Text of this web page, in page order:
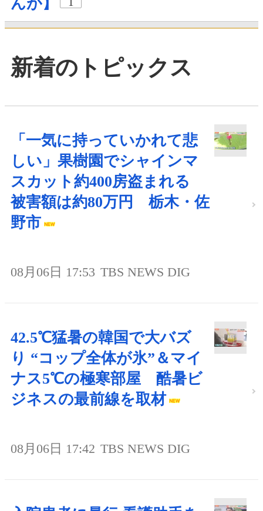
新着のトピックス
「一気に持っていかれて悲
しい」果樹園でシャインマ
スカット約400房盗まれる
被害額は約80万円 栃木・佐
野市
08月06日 17:53 TBS NEWS DIG
42.5℃猛暑の韓国で大バズ
り “コップ全体が氷”＆マイ
ナス5℃の極寒部屋 酷暑ビ
ジネスの最前線を取材
08月06日 17:42 TBS NEWS DIG